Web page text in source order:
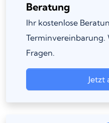
Beratung
Ihr kostenlose
Fragen.
Jetzt